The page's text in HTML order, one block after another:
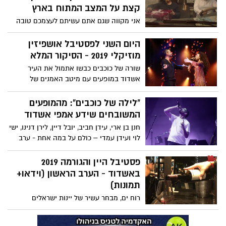
קצת על המצב המתוח בארץ
אני מקווה שגם אתם עשיתם לעצמכם טובה
והלכתם לראות את הקומדיה החדשה של
הצמד חנן סביון וגיא עמיר. "מחילה" הוא סרט
מצחיק ועם זאת נוגע ללב, המשלב בתוכו את
סרט אחד יכול לשלב בתוכו רובים, טילים,
רימוני רסס, רקדנית בלט מחוננת, חרדי,
בצבע סגול וסוס שחור בשם רומיאו
היום השני לפסטיבל אושפיזין
מוזיקלי 2019 - הסיקור המלא
שורה של כוכבים כבשו אתמול את העיר
אשדוד במופעים עם מיטב האמנים של
המוזיקה הישראלית בארבעה מוקדים שונים
שהתארחו כמידי שנה בפסטיבל אושפיזין
מוזיקלי וכמיטב המסורת אירחו אף הם אמנים
בפסטיבל?
"לילה של כוכבים": מהמופעים
המשובחים שידע אמפי אשדוד
חנן בן ארי, עידן חביב, יובל דיין, לירן דנינו, ישי
לוי ועידן עמדי – כולם על במה אחת - ערב
ישראלי משובח מאוד נערך אמש (ד') באמפי
אשדוד במופע "לילה של כוכבים" שהתקיים
במסגרת פסטיבל אושפיזין מוזיקלי –
שילובים יוצאי דופן של האמנים המובילים
בתעשיית המוזיקה הישראלית עם כל השירים
האהובים – מי שהגיע בהחלט ידע מה הוא
עושה
פסטיבל היין והגורמה 2019
באשדוד - הערב הראשון (וידאו+
תמונות)
רוח ים, מבחר עשיר של יינות ישראלים
לטעימה חופשית לצלילי מוזיקה מקומית חיה
בבריזה ים תיכונית: מבקרים רבים בערב